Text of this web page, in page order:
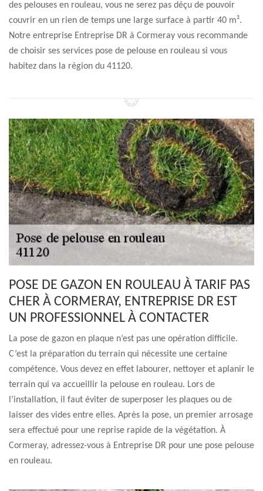
des pelouses en rouleau, vous ne serez pas déçu de pouvoir
couvrir en un rien de temps une large surface à partir 40 m².
Notre entreprise Entreprise DR à Cormeray vous recommande
de choisir ses services pose de pelouse en rouleau si vous
habitez dans la région du 41120.
POSE DE GAZON EN ROULEAU À TARIF PAS
CHER À CORMERAY, ENTREPRISE DR EST
UN PROFESSIONNEL À CONTACTER
La pose de gazon en plaque n’est pas une opération difficile.
C’est la préparation du terrain qui nécessite une certaine
compétence. Vous devez en effet labourer, nettoyer et aplanir le
terrain qui va accueillir la pelouse en rouleau. Lors de
l’installation, il faut éviter de superposer les plaques ou de
laisser des vides entre elles. Après la pose, un premier arrosage
sera effectué pour une reprise rapide de la végétation. À
Cormeray, adressez-vous à Entreprise DR pour une pose pelouse
en rouleau.